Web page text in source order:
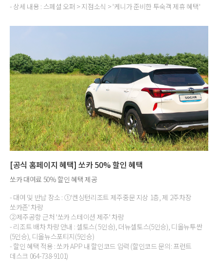
- 상세 내용 : 스페셜 오퍼 > 지점소식 > '케니가 준비한 투숙객 제휴 혜택'
[공식 홈페이지 혜택] 쏘카 50% 할인 혜택
쏘카 대여료 50% 할인 혜택 제공
- 대여 및 반납 장소 : ①'켄싱턴리조트 제주중문 지상 1층, 제 2주차장
쏘카존' 차량
②제주공항 근처 '쏘카 스테이션 제주' 차량
- 리조트 배차 차량 안내 : 셀토스( 5인승), 더뉴셀토스(5인승), 디올뉴투싼
(5인승), 디올뉴스포티지(5인승)
- 할인 혜택 적용 : 쏘카 APP 내 할인코드 입력 (할인코드 문의: 프런트
데스크 064-738-9101)